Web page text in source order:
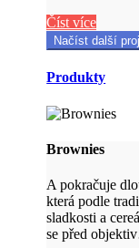
Číst více
Načíst další
Produkty
Brownies
A pokračuje
která podle
sladkosti a
se před